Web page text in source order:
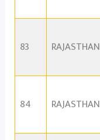
83 RAJASTHAN
84 RAJASTHAN